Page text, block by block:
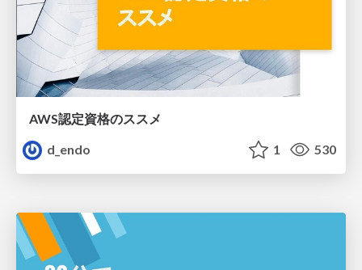
AWS認定資格のススメ
d_endo
1 530